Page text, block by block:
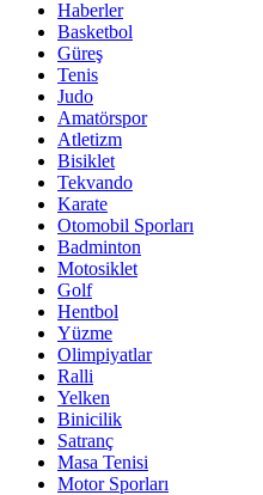
Haberler
Basketbol
Güreş
Tenis
Judo
Amatörspor
Atletizm
Bisiklet
Tekvando
Karate
Otomobil Sporları
Badminton
Motosiklet
Golf
Hentbol
Yüzme
Olimpiyatlar
Ralli
Yelken
Binicilik
Satranç
Masa Tenisi
Motor Sporları